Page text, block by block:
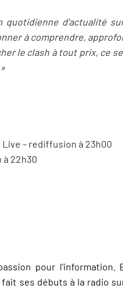
quotidienne d'actualité
à comprendre,
le clash à tout prix, ce
»
– rediffusion à 23h00
22h30
pour l'information.
ses débuts à la radio